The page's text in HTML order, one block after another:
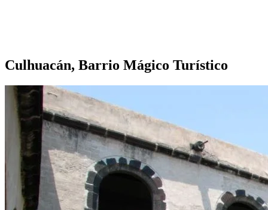
Culhuacán, Barrio Mágico Turístico